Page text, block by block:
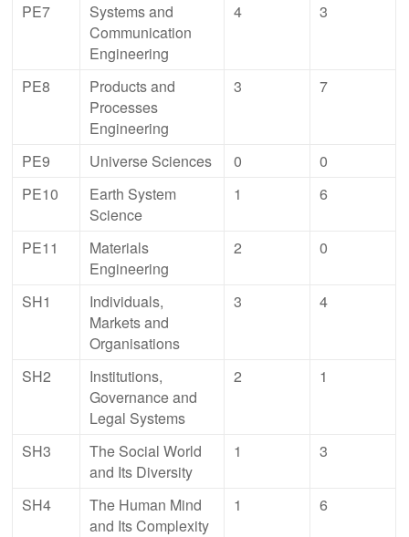
PE7
Systems and
Communication
Engineering
4 3
PE8
Products and
Processes
Engineering
3 7
PE9 Universe Sciences 0
0
PE10
Earth System
Science
1 6
PE11
Materials
Engineering
2 0
SH1
Individuals,
Markets and
Organisations
3 4
SH2
Institutions,
Governance and
Legal Systems
2 1
SH3
The Social World
and Its Diversity
1 3
SH4
The Human Mind
and Its Complexity
1 6